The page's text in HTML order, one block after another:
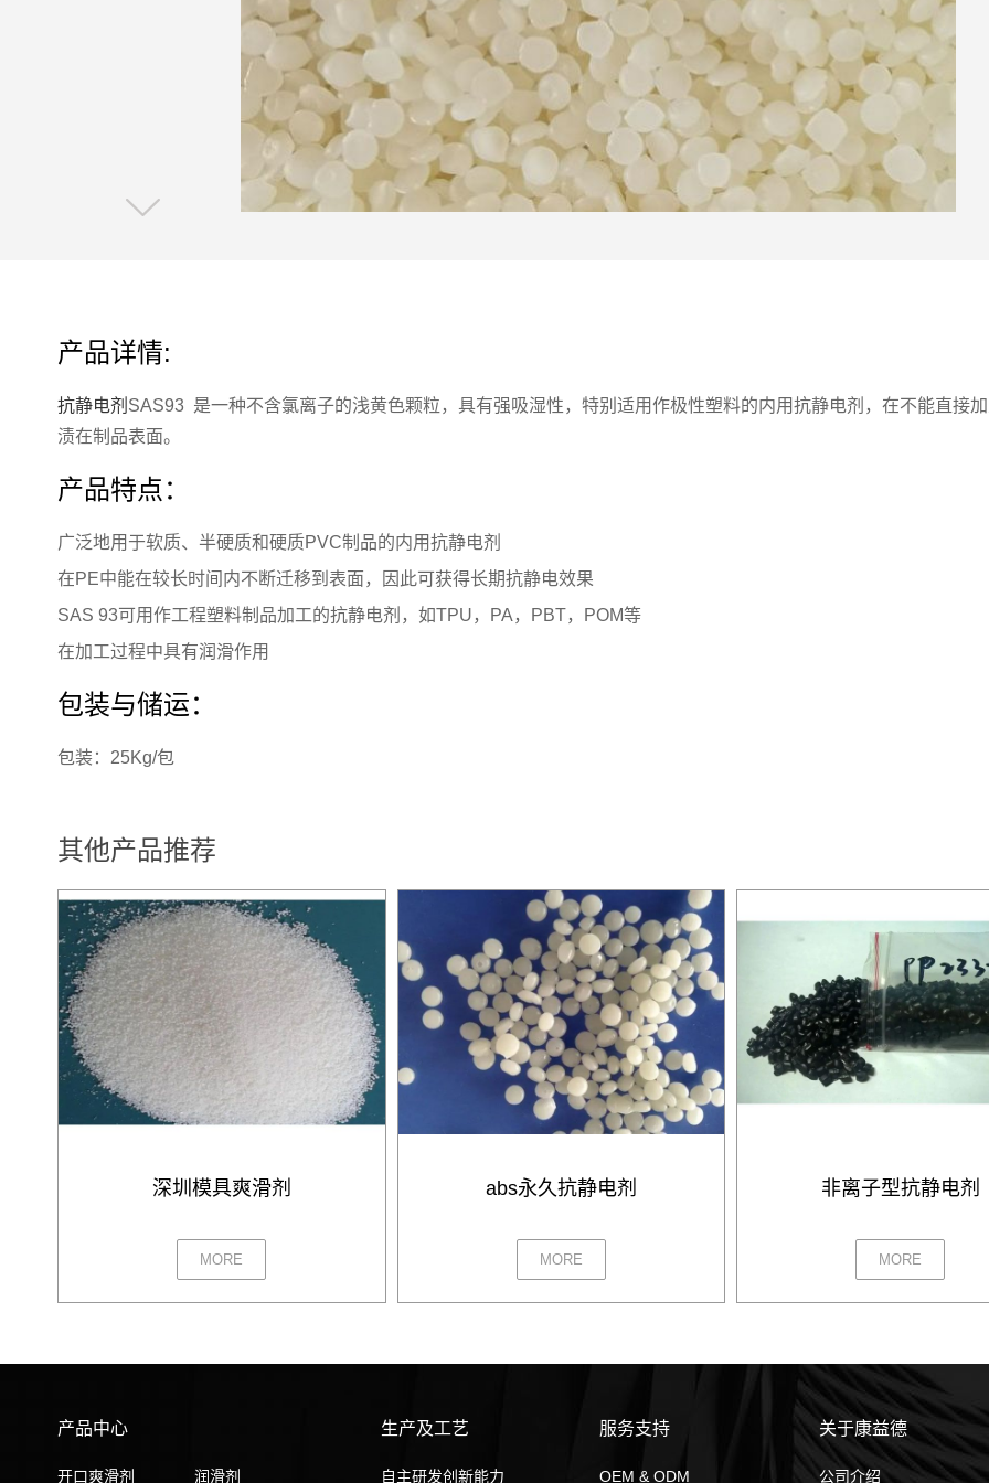
产品详情:
抗静电剂 SAS93 是一种不含氯离子的浅黄色颗粒，具有强吸湿性，特别适用作极性塑料的内用抗静电剂，在不能直接
渍在制品表面。
产品特点：
广泛地用于软质、半硬质和硬质PVC制品的内用抗静电剂
在PE中能在较长时间内不断迁移到表面，因此可获得长期抗静电效果
SAS 93可用作工程塑料制品加工的抗静电剂，如TPU，PA，PBT，POM等
在加工过程中具有润滑作用
包装与储运：
包装：25Kg/包
其他产品推荐
深圳模具爽滑剂
MORE
abs永久抗静电剂
MORE
非离子型抗静电剂
MORE
产品中心
开口爽滑剂 润滑剂
生产及工艺
自主研发创新能力
服务支持
OEM & ODM
关于康益德
公司介绍